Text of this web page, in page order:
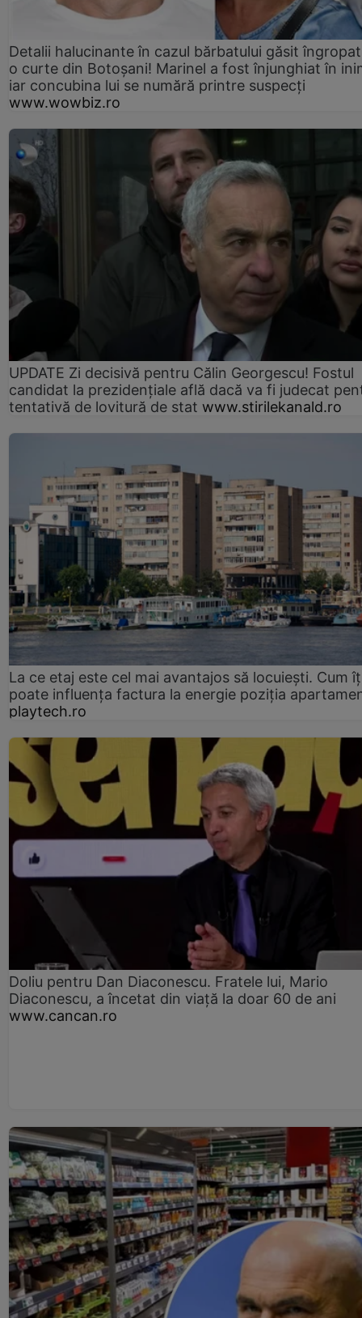
Detalii halucinante în cazul bărbatului găsit
o curte din Botoșani! Marinel a fost înjunghiat în
iar concubina lui se numără printre suspecți
www.wowbiz.ro
UPDATE Zi decisivă pentru Călin Georgescu! Fostul
candidat la prezidențiale află dacă va fi judecat
tentativă de lovitură de stat www.stirilekanald.ro
La ce etaj este cel mai avantajos să locuiești. Cum
poate influența factura la energie poziția
playtech.ro
Doliu pentru Dan Diaconescu. Fratele lui, Mario
Diaconescu, a încetat din viață la doar 60 de ani
www.cancan.ro